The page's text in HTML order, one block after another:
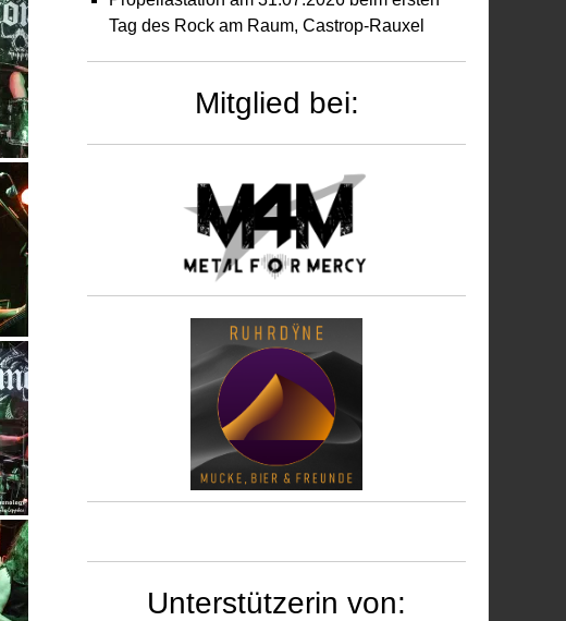
Tag des Rock am Raum, Castrop-Rauxel
Mitglied bei:
Unterstützerin von: